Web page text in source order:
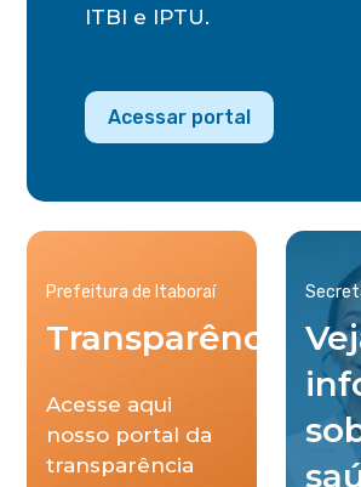
ITBI e IPTU.
Acessar portal
Prefeitura de Itaboraí
Transparência
Acesse aqui
nosso portal da
transparência